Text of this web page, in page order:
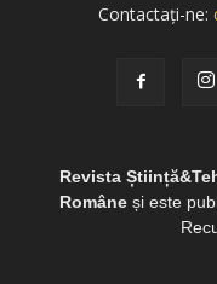
Contactați-ne:
Revista
Româneși este